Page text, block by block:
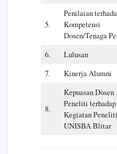
5.
Penilaian
Kompetensi
Dosen/Tenaga
6. Lulusan
7.
Kinerja Alumni
8.
Kepuasan Dosen
Peneliti terhadap
Kegiatan
UNISBA Blitar